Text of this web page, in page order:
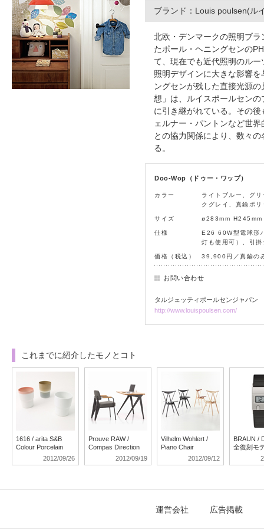
ブランド：Louis poulsen(ル
北欧・デンマークの照明ブ
たポール・ヘニングセンの
て、現在でも近代照明のル
照明デザインに大きな影響
ングセンが残した直接光源
想」は、ルイスポールセン
に引き継がれている。その
ェルナー・パントンなど世
との協力関係により、数々
る。
Doo-Wop（ドゥー・ワップ）
カラー
ライトブルー、グ
クグレイ、真鍮ポ
サイズ ø283mm
仕様
E26 60W型電球形
灯も使用可）、引
価格（税込） 39,900円／真鍮の
お問い合わせ
タルジェッティポールセンジャパン
http://www.louispoulsen.com/
これまでに紹介したモノとコト
1616 / arita S&B
Colour Porcelain
2012/09/26
Prouve RAW /
Compas Direction
2012/09/19
Vilhelm Wohlert /
Piano Chair
2012/09/12
BRAUN /
全復刻モ
運営会社 広告掲載